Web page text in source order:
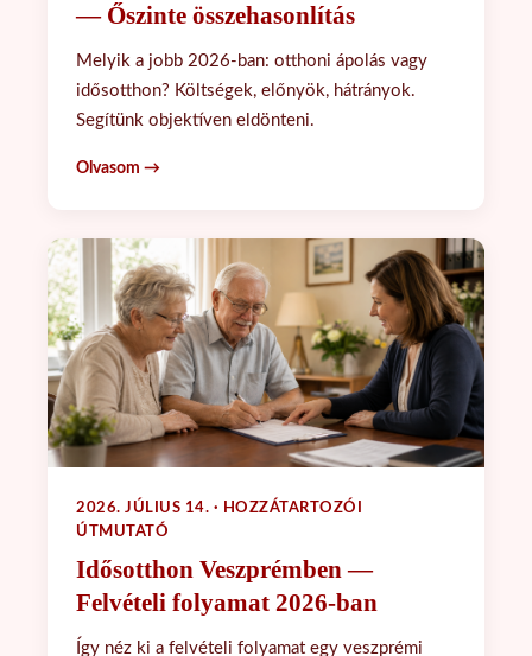
— Őszinte összehasonlítás
Melyik a jobb 2026-ban: otthoni ápolás vagy
idősotthon? Költségek, előnyök, hátrányok.
Segítünk objektíven eldönteni.
Olvasom →
2026. JÚLIUS 14. · HOZZÁTARTOZÓI
ÚTMUTATÓ
Idősotthon Veszprémben —
Felvételi folyamat 2026-ban
Így néz ki a felvételi folyamat egy veszprémi